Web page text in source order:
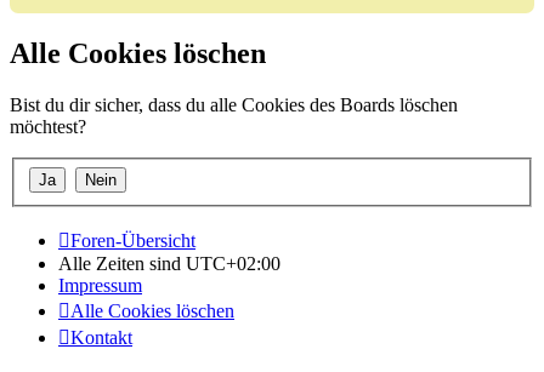
Alle Cookies löschen
Bist du dir sicher, dass du alle Cookies des Boards löschen
möchtest?
Foren-Übersicht
Alle Zeiten sind UTC+02:00
Impressum
Alle Cookies löschen
Kontakt